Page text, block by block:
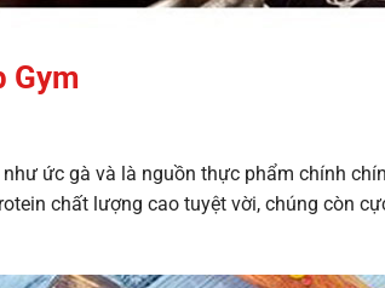
Gym
ức gà và là nguồn thực phẩm chính
chất lượng cao tuyệt vời, chúng còn